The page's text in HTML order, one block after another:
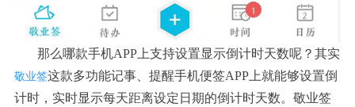
那么哪款手机APP上支持设置显示倒计时天数呢？其实
敬业签这款多功能记事、提醒手机便签APP上就能够设置倒
计时，实时显示每天距离设定日期的倒计时天数。敬业签